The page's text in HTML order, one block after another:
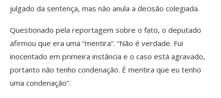
julgado da sentença, mas não anula a decisão colegiada.
Questionado pela reportagem sobre o fato, o deputado
afirmou que era uma “mentira”. “Não é verdade. Fui
inocentado em primeira instância e o caso está agravado,
portanto não tenho condenação. É mentira que eu tenho
uma condenação”.